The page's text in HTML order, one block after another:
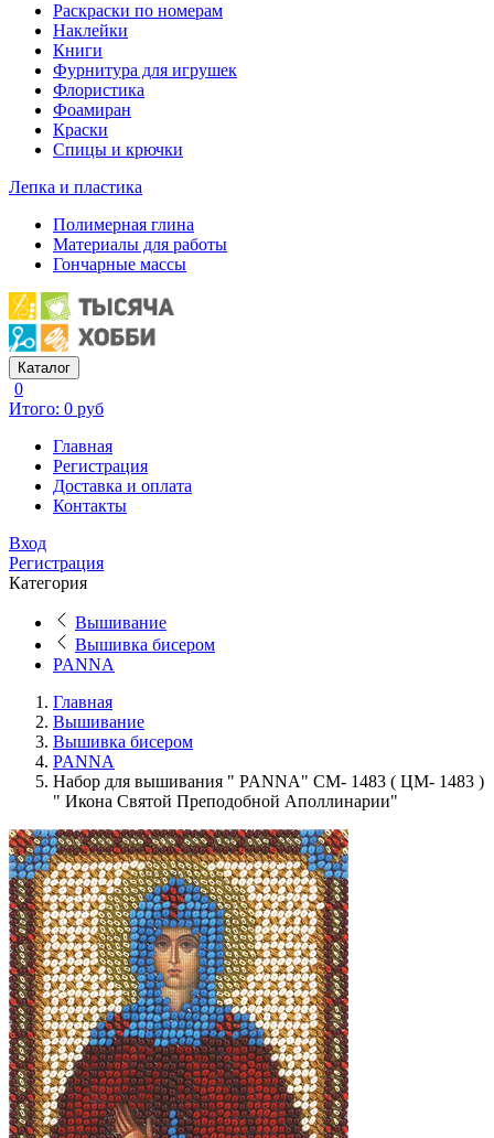
Раскраски по номерам
Наклейки
Книги
Фурнитура для игрушек
Флористика
Фоамиран
Краски
Спицы и крючки
Лепка и пластика
Полимерная глина
Материалы для работы
Гончарные массы
Каталог
0
Итого: 0 руб
Главная
Регистрация
Доставка и оплата
Контакты
Вход
Регистрация
Категория
Вышивание
Вышивка бисером
PANNA
Главная
Вышивание
Вышивка бисером
PANNA
Набор для вышивания " PANNA" CM- 1483 ( ЦМ- 1483 )
" Икона Святой Преподобной Аполлинарии"